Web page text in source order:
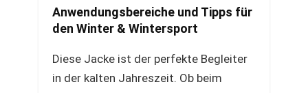
Anwendungsbereiche und Tipps für
den Winter & Wintersport
Diese Jacke ist der perfekte Begleiter
in der kalten Jahreszeit. Ob beim